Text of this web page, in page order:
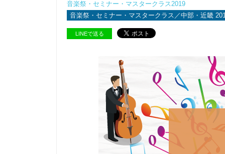
音楽祭・セミナー・マスタークラス2019
音楽祭・セミナー・マスタークラス／中部・近畿
LINEで送る